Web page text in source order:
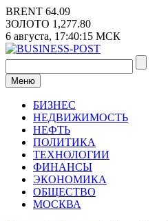
Перейти
к
содержимому
BRENT 64.09
ЗОЛОТО 1,277.80
6 августа, 17:40:15 МСК
Меню
БИЗНЕС
НЕДВИЖИМОСТЬ
НЕФТЬ
ПОЛИТИКА
ТЕХНОЛОГИИ
ФИНАНСЫ
ЭКОНОМИКА
ОБЩЕСТВО
МОСКВА